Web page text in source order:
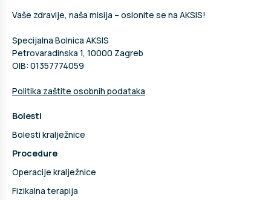
Vaše zdravlje, naša misija – oslonite se na AKSIS!
Specijalna Bolnica AKSIS
Petrovaradinska 1, 10000 Zagreb
OIB: 01357774059
Politika zaštite osobnih podataka
Bolesti
Bolesti kralježnice
Procedure
Operacije kralježnice
Fizikalna terapija